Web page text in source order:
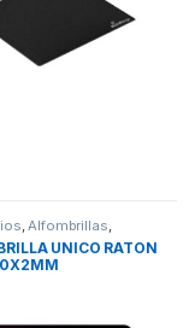
,Alfombrillas,
UNICO RATON